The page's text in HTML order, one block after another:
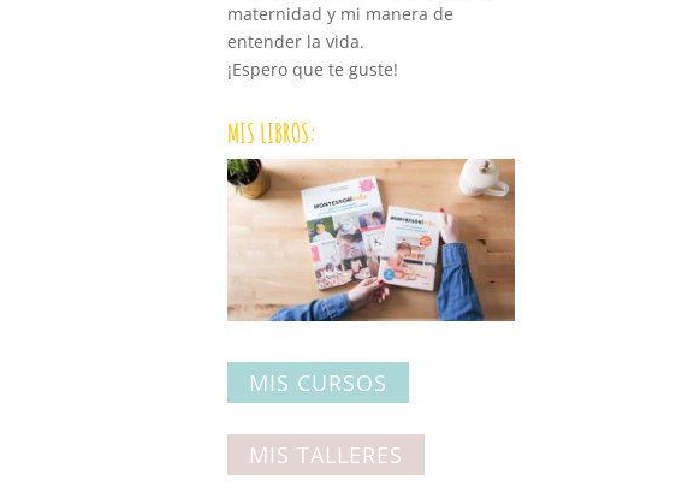
maternidad y mi manera de
entender la vida.
¡Espero que te guste!
MIS LIBROS:
MIS CURSOS
MIS TALLERES